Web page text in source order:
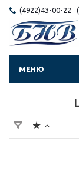
(4922)43-00-22
МЕНЮ